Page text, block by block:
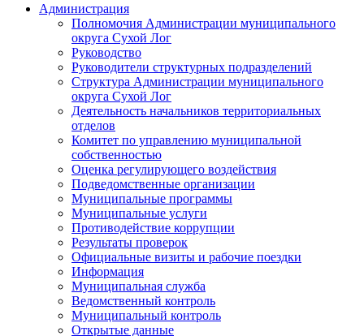
Администрация
Полномочия Администрации муниципального
округа Сухой Лог
Руководство
Руководители структурных подразделений
Структура Администрации муниципального
округа Сухой Лог
Деятельность начальников территориальных
отделов
Комитет по управлению муниципальной
собственностью
Оценка регулирующего воздействия
Подведомственные организации
Муниципальные программы
Муниципальные услуги
Противодействие коррупции
Результаты проверок
Официальные визиты и рабочие поездки
Информация
Муниципальная служба
Ведомственный контроль
Муниципальный контроль
Открытые данные